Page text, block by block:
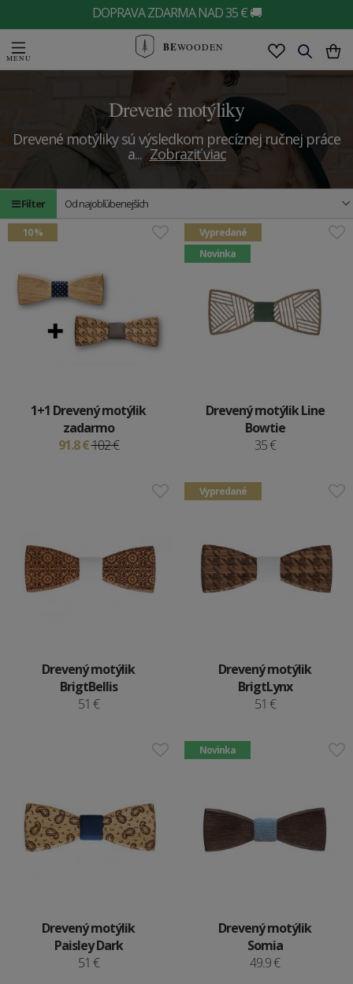
DOPRAVA ZDARMA NAD 35 € 🚚
BEWOODEN
Drevené motýliky
Drevené motýliky sú výsledkom precíznej ručnej práce
a... Zobraziť viac
Filter Od najobľúbenejších
10 %
1+1 Drevený motýlik
zadarmo
91.8 €102 €
Vypredané
Novinka
Drevený motýlik Line
Bowtie
35 €
Drevený motýlik
BrigtBellis
51 €
Vypredané
Drevený motýlik
BrigtLynx
51 €
Drevený motýlik
Paisley Dark
51 €
Novinka
Drevený motýlik
Somia
49.9 €